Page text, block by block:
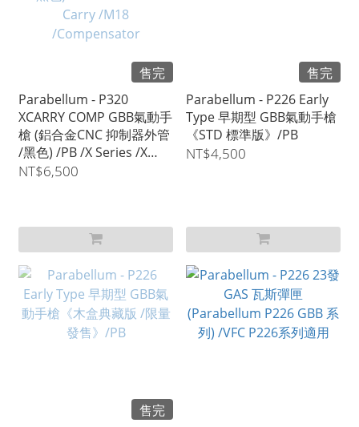
售完
Parabellum - P320
XCARRY COMP GBB氣動手
槍 (鋁合金CNC 抑制器外管
/黑色) /PB /X Series /X
Carry /M18
NT$6,500
售完
Parabellum - P226 Early
Type 早期型 GBB氣動手槍
《STD 標準版》/PB
NT$4,500
售完